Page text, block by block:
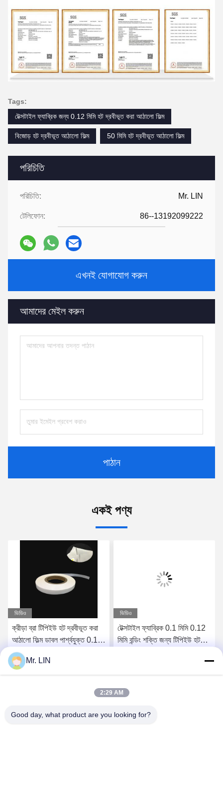
পরিচিতি
পরিচিতি: Mr. LIN
টেলিফোন: 86--13192099222
এখনই যোগাযোগ করুন
আমাদের মেইল ​​করুন
পাঠান
Tags:
টেক্সটাইল ফ্যাব্রিক জন্য 0.12 মিমি হট দ্রবীভূত করা আঠালো ফিল্ম
বিজোড় হট দ্রবীভূত আঠালো ফিল্ম 50 মিমি হট দ্রবীভূত আঠালো ফিল্ম
একই পণ্য
ভিডিও
ক্রীড়া ব্রা টিপিইউ হট দ্রবীভূত করা
আঠালো ফিল্ম ডাবল পার্শ্বযুক্ত 0.18
মিমি 0.2 মিমি
সেরা মূল্য পান
ভিডিও
টেক্সটাইল ফ্যাব্রিক 0.1 মিমি 0.12
মিমি বন্ডিং শক্তি জন্য টিপিইউ হট
সেরা মূল্য পান
Mr. LIN
2:29 AM
Good day, what product are you looking for?